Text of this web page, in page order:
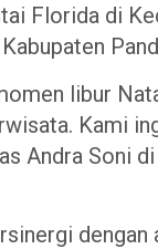
Florida di
libur
Kami
Andra Soni
dengan